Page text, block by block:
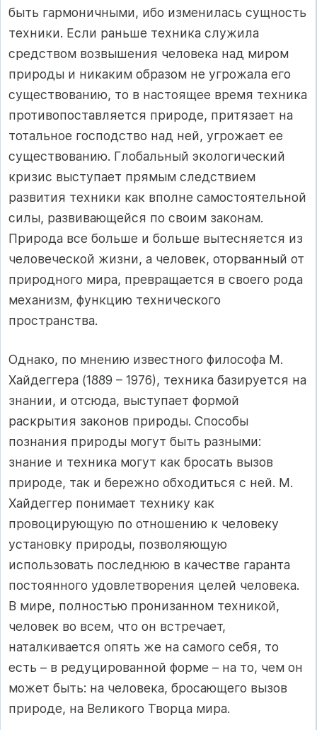
быть гармоничными, ибо изменилась сущность
техники. Если раньше техника служила
средством возвышения человека над миром
природы и никаким образом не угрожала его
существованию, то в настоящее время техника
противопоставляется природе, притязает на
тотальное господство над ней, угрожает ее
существованию. Глобальный экологический
кризис выступает прямым следствием
развития техники как вполне самостоятельной
силы, развивающейся по своим законам.
Природа все больше и больше вытесняется из
человеческой жизни, а человек, оторванный от
природного мира, превращается в своего рода
механизм, функцию технического
пространства.
Однако, по мнению известного философа М.
Хайдеггера (1889 – 1976), техника базируется на
знании, и отсюда, выступает формой
раскрытия законов природы. Способы
познания природы могут быть разными:
знание и техника могут как бросать вызов
природе, так и бережно обходиться с ней. М.
Хайдеггер понимает технику как
провоцирующую по отношению к человеку
установку природы, позволяющую
использовать последнюю в качестве гаранта
постоянного удовлетворения целей человека.
В мире, полностью пронизанном техникой,
человек во всем, что он встречает,
наталкивается опять же на самого себя, то
есть – в редуцированной форме – на то, чем он
может быть: на человека, бросающего вызов
природе, на Великого Творца мира.